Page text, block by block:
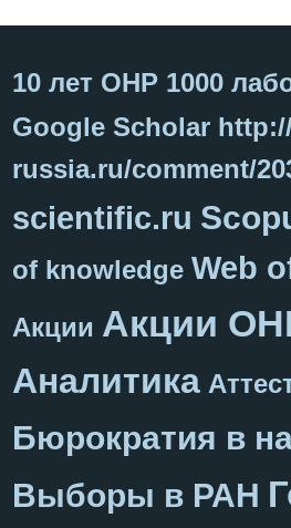
10 лет ОНР 1000
Google Scholar
russia.ru/comment/
scientific.ru
of knowledge Web
Акции Акции
Аналитика
Бюрократия в
Выборы в РАН